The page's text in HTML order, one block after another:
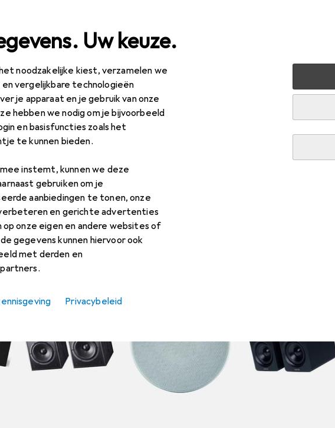
Uw keuze.
noodzakelijke kiest, verzamelen we
vergelijkbare technologieën
je apparaat en je gebruik van onze
hebben we nodig om je bijvoorbeeld
en basisfuncties zoals het
te kunnen bieden.
instemt, kunnen we deze
gebruiken om je
aanbiedingen te tonen, onze
en gerichte advertenties
onze eigen en andere websites of
gegevens kunnen hiervoor ook
met derden en
Privacybeleid
IT + Multimedia
+ Luidspreker